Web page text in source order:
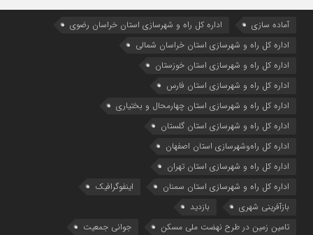
آماده سازی
اداره كل راه و شهرسازي استان خراسان رضوي
اداره كل راه و شهرسازي استان خراسان شمالي
اداره كل راه و شهرسازي استان خوزستان
اداره كل راه و شهرسازي استان فارس
اداره كل راه و شهرسازي استان چهارمحال و بختياري
اداره كل راه و شهرسازي استان گلستان
اداره كل راه‌و‌شهرسازي استان اصفهان
اداره کل راه و شهرسازی استان تهران
اداره کل راه و شهرسازی استان سمنان
اینفوگرافیک
بازآفرینی شهری
بازدید
تامین زمین در طرح نهضت ملی مسکن
جوانی جمعیت